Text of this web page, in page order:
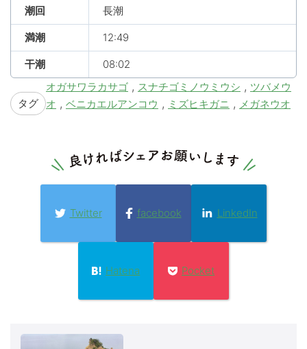
潮回 長潮
満潮 12:49
干潮 08:02
タグ
オガサワラカサゴ , スナチゴミノウミウシ , ツバメウ
オ , ベニカエルアンコウ , ミズヒキガニ , メガネウオ
Twitter facebook LinkedIn
Hatena Pocket